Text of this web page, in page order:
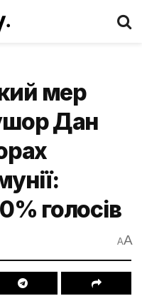
мер
Дан
голосів
AA